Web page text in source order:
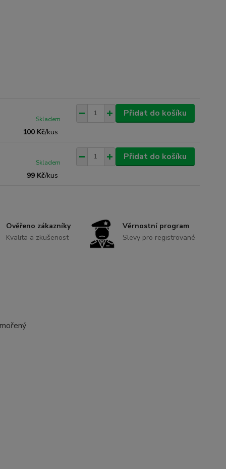
100 Kč/kus
Skladem
Přidat do košíku
99 Kč/kus
Skladem
Přidat do košíku
Ověřeno zákazníky
Kvalita a zkušenost
Věrnostní program
Slevy pro registrované